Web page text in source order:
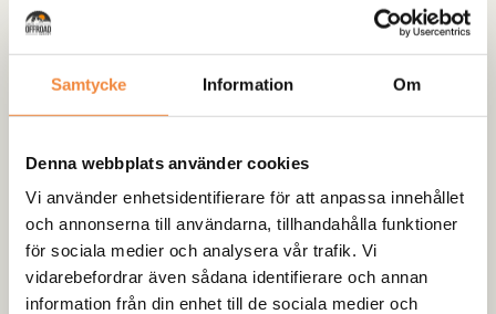
Samtycke Information Om
Denna webbplats använder cookies
Vi använder enhetsidentifierare för att anpassa innehållet
och annonserna till användarna, tillhandahålla funktioner
för sociala medier och analysera vår trafik. Vi
vidarebefordrar även sådana identifierare och annan
information från din enhet till de sociala medier och
Artikelnr:k2000 Kategori:Vinchar
Produkten finns i vårt lokala lager och butik i
Rödåsel